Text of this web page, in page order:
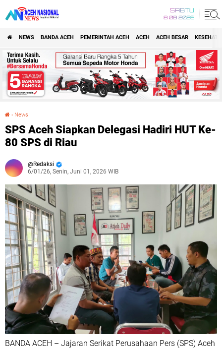
SABTU
8 08 2026
NEWS BANDA ACEH PEMERINTAH ACEH ACEH ACEH BESAR
› News
SPS Aceh Siapkan Delegasi Hadiri HUT Ke-
80 SPS di Riau
Redaksi
6/01/26, Senin, Juni 01, 2026 WIB
BANDA ACEH – Jajaran Serikat Perusahaan Pers (SPS) Aceh